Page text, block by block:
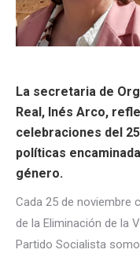
La secretaria de
Real, Inés Arco,
celebraciones del
políticas
género.
Cada 25 de noviembre
de la Eliminación de la
Partido Socialista